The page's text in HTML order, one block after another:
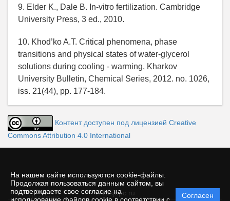
На нашем сайте используются cookie-файлы.
Продолжая пользоваться данным сайтом, вы
подтверждаете свое согласие на
Согласен
9. Elder K., Dale B. In-vitro fertilization. Cambridge
University Press, 3 ed., 2010.
10. Khod’ko A.T. Critical phenomena, phase
transitions and physical states of water-glycerol
solutions during cooling - warming, Kharkov
University Bulletin, Chemical Series, 2012. no. 1026,
iss. 21(44), pp. 177-184.
Контент доступен под лицензией Creative
Commons Attribution 4.0 International
© rusjbpc.ru
Политика